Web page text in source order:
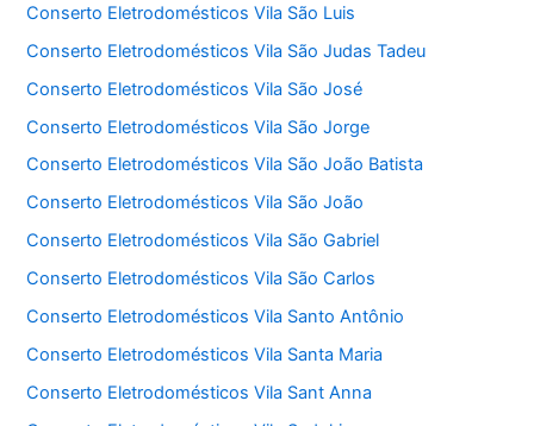
Conserto Eletrodomésticos Vila São Luis
Conserto Eletrodomésticos Vila São Judas Tadeu
Conserto Eletrodomésticos Vila São José
Conserto Eletrodomésticos Vila São Jorge
Conserto Eletrodomésticos Vila São João Batista
Conserto Eletrodomésticos Vila São João
Conserto Eletrodomésticos Vila São Gabriel
Conserto Eletrodomésticos Vila São Carlos
Conserto Eletrodomésticos Vila Santo Antônio
Conserto Eletrodomésticos Vila Santa Maria
Conserto Eletrodomésticos Vila Sant Anna